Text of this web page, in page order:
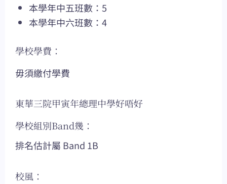
本學年中五班數：5
本學年中六班數：4
學校學費：
毋須繳付學費
東華三院甲寅年總理中學好唔好
學校組別Band幾：
排名估計屬 Band 1B
校風：